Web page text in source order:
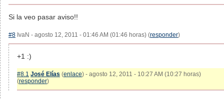
Si la veo pasar aviso!!
#8 IvaN - agosto 12, 2011 - 01:46 AM (01:46 horas) (responder)
+1 :)
#8.1 José Elías (enlace) - agosto 12, 2011 - 10:27 AM (10:27 horas)
(responder)